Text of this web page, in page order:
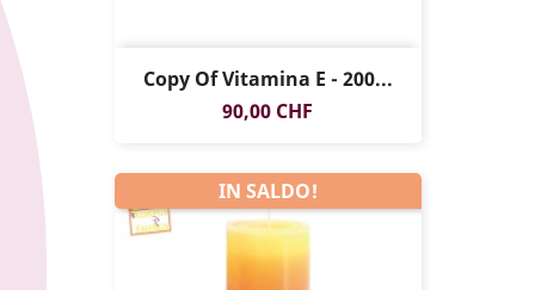
Copy Of Vitamina E - 200...
Prezzo
90,00 CHF
IN SALDO!